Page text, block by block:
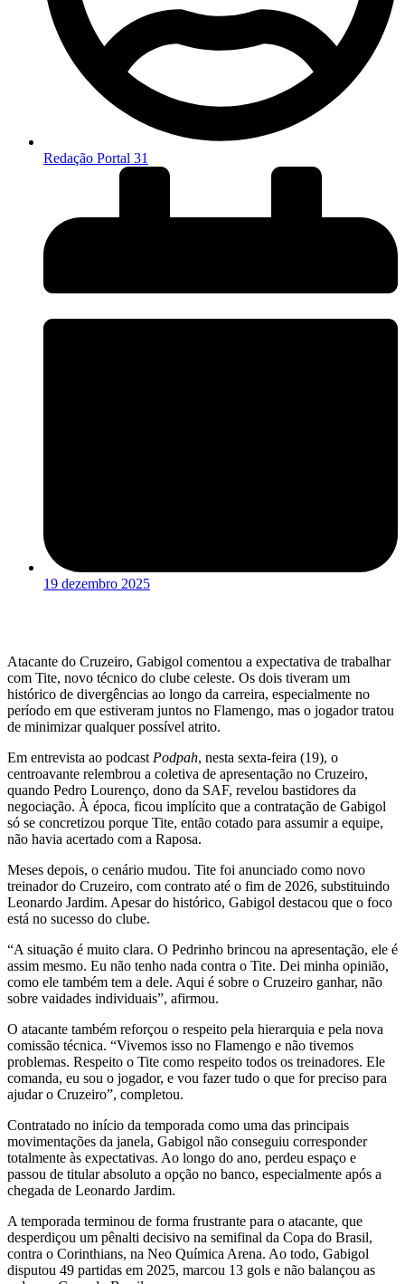
Redação Portal 31
19 dezembro 2025
Atacante do Cruzeiro, Gabigol comentou a expectativa de trabalhar
com Tite, novo técnico do clube celeste. Os dois tiveram um
histórico de divergências ao longo da carreira, especialmente no
período em que estiveram juntos no Flamengo, mas o jogador tratou
de minimizar qualquer possível atrito.
Em entrevista ao podcast Podpah, nesta sexta-feira (19), o
centroavante relembrou a coletiva de apresentação no Cruzeiro,
quando Pedro Lourenço, dono da SAF, revelou bastidores da
negociação. À época, ficou implícito que a contratação de Gabigol
só se concretizou porque Tite, então cotado para assumir a equipe,
não havia acertado com a Raposa.
Meses depois, o cenário mudou. Tite foi anunciado como novo
treinador do Cruzeiro, com contrato até o fim de 2026, substituindo
Leonardo Jardim. Apesar do histórico, Gabigol destacou que o foco
está no sucesso do clube.
“A situação é muito clara. O Pedrinho brincou na apresentação, ele é
assim mesmo. Eu não tenho nada contra o Tite. Dei minha opinião,
como ele também tem a dele. Aqui é sobre o Cruzeiro ganhar, não
sobre vaidades individuais”, afirmou.
O atacante também reforçou o respeito pela hierarquia e pela nova
comissão técnica. “Vivemos isso no Flamengo e não tivemos
problemas. Respeito o Tite como respeito todos os treinadores. Ele
comanda, eu sou o jogador, e vou fazer tudo o que for preciso para
ajudar o Cruzeiro”, completou.
Contratado no início da temporada como uma das principais
movimentações da janela, Gabigol não conseguiu corresponder
totalmente às expectativas. Ao longo do ano, perdeu espaço e
passou de titular absoluto a opção no banco, especialmente após a
chegada de Leonardo Jardim.
A temporada terminou de forma frustrante para o atacante, que
desperdiçou um pênalti decisivo na semifinal da Copa do Brasil,
contra o Corinthians, na Neo Química Arena. Ao todo, Gabigol
disputou 49 partidas em 2025, marcou 13 gols e não balançou as